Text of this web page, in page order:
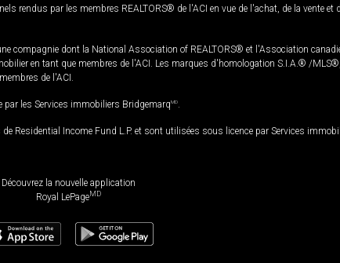
rendus par les membres REALTORS® de l'ACI en vue de l'achat, de la vente
compagnie dont la National Association of REALTORS® et l'Association
en tant que membres de l'ACI. Les marques d'homologation S.I.A.® /
de l'ACI.
par les Services immobiliers BridgemarqMD
Residential Income Fund L.P. et sont utilisées sous licence par Services
Découvrez la nouvelle application
Royal LePageMD